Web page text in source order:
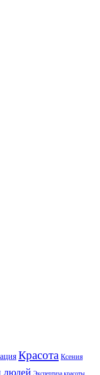
Красота Ксения
людей Экспертиза красоты